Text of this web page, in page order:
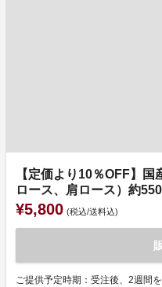
【定価より10％OFF】国
ロース、肩ロース）約
¥5,800 (税込/送料込)
ご提供予定時期：受注後、2週間